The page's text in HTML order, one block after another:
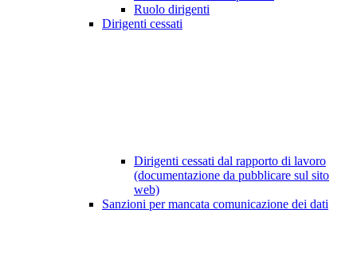
Ruolo dirigenti
Dirigenti cessati
Dirigenti cessati dal rapporto di lavoro
(documentazione da pubblicare sul sito
web)
Sanzioni per mancata comunicazione dei dati